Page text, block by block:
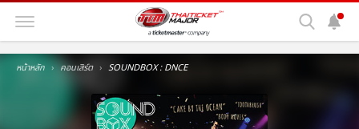
หน้าหลัก คอนเสิร์ต SOUNDBOX : DNCE